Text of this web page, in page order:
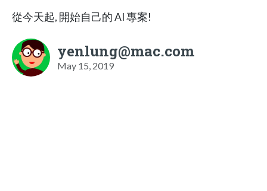
從今天起, 開始自己的 AI 專案!
yenlung@mac.com
May 15, 2019